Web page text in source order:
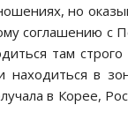
но
соглашению с
там
находиться в
в Корее,